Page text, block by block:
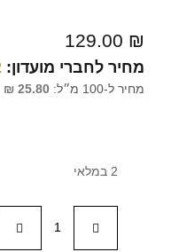
129.00 ₪
מחיר לחברי מועדון:
מחיר ל-100 מ״ל: 25.80
₪
2 במלאי